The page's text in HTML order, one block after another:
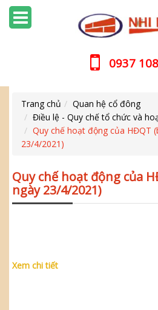
0937
Trang chủ
Quan hệ cổ đông
Điều lệ - Quy chế tổ chức và
Quy chế hoạt động của HĐQT
23/4/2021)
Quy chế hoạt động của
ngày 23/4/2021)
Xem chi tiết